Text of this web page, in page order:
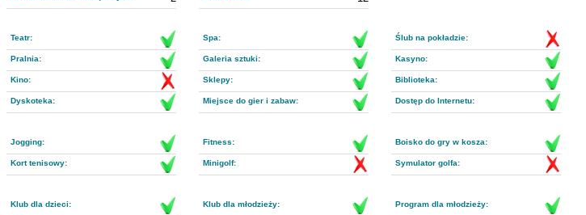
Teatr: Spa: Ślub na pokładzie:
Pralnia: Galeria sztuki: Kasyno:
Kino: Sklepy: Biblioteka:
Dyskoteka: Miejsce do gier i zabaw: Dostęp do Internetu:
Jogging: Fitness: Boisko do gry w kosza:
Kort tenisowy: Minigolf: Symulator golfa:
Klub dla dzieci: Klub dla młodzieży: Program dla młodzieży: